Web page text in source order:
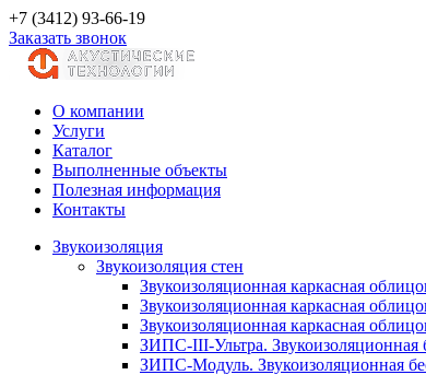
+7 (3412) 93-66-19
Заказать звонок
О компании
Услуги
Каталог
Выполненные объекты
Полезная информация
Контакты
Звукоизоляция
Звукоизоляция стен
Звукоизоляционная каркасная
Звукоизоляционная каркасная
Звукоизоляционная каркасная
ЗИПС-III-Ультра. Звукоизоляционная
ЗИПС-Модуль. Звукоизоляционная